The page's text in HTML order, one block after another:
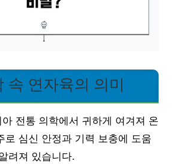
속 연자육의 의미
전통 의학에서 귀하게 여겨져 온
로 심신 안정과 기력 보충에 도움
려져 있습니다.